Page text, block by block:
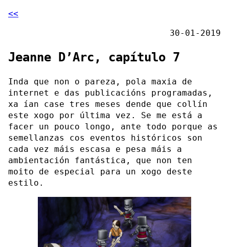
<<
30-01-2019
Jeanne D’Arc, capítulo 7
Inda que non o pareza, pola maxia de
internet e das publicacións programadas,
xa ían case tres meses dende que collín
este xogo por última vez. Se me está a
facer un pouco longo, ante todo porque as
semellanzas cos eventos históricos son
cada vez máis escasa e pesa máis a
ambientación fantástica, que non ten
moito de especial para un xogo deste
estilo.